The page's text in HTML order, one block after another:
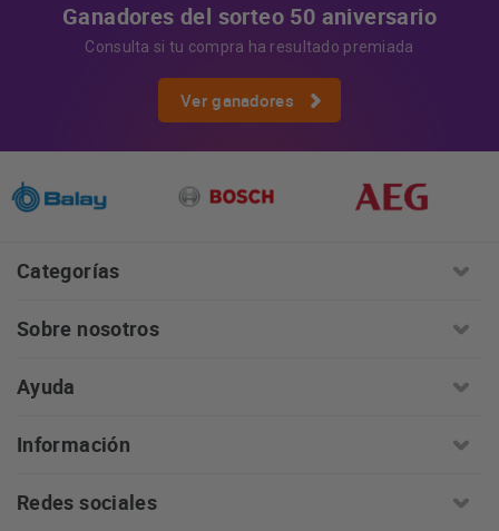
Ganadores del sorteo 50 aniversario
Consulta si tu compra ha resultado premiada
Ver ganadores
Categorías
Sobre nosotros
Ayuda
Información
Redes sociales